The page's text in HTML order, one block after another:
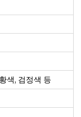
색, 검정색 등